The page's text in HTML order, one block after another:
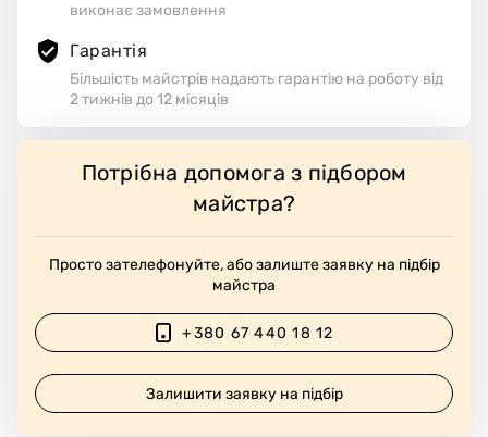
виконає замовлення
Гарантія
Більшість майстрів надають гарантію на роботу від
2 тижнів до 12 місяців
Потрібна допомога з підбором
майстра?
Просто зателефонуйте, або залиште заявку на підбір
майстра
+380 67 440 18 12
Залишити заявку на підбір